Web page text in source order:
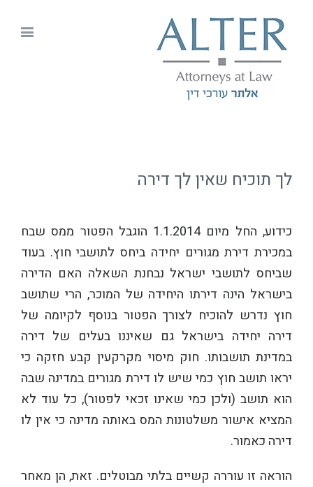
לך תוכיח שאין לך דירה
כידוע, החל מיום 1.1.2014 הוגבל הפטור ממס שבח
במכירת דירת מגורים יחידה ביחס לתושבי חוץ. בעוד
שביחס לתושבי ישראל נבחנת השאלה האם הדירה
בישראל הינה דירתו היחידה של המוכר, הרי שתושב
חוץ נדרש להוכיח לצורך הפטור בנוסף לקיומה של
דירה יחידה בישראל גם שאיננו בעלים של דירה
במדינת תושבותו. חוק מיסוי מקרקעין קבע חזקה כי
יראו תושב חוץ כמי שיש לו דירת מגורים במדינה שבה
הוא תושב (ולכן כמי שאינו זכאי לפטור), כל עוד לא
המציא אישור משלטונות המס באותה מדינה כי אין לו
דירה כאמור.
הוראה זו עוררה קשיים בלתי מבוטלים. זאת, הן מאחר